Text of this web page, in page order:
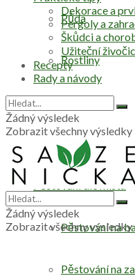
Půda
Rostliny
Zelenina
Pěstování dle místa
Pěstování na
Pěstování na
Dekorace a
Pergoly a
Škůdci a
Užiteční
Recepty
Rady a návody
Žádný výsledek
Zobrazit všechny výsledky
Žádný výsledek
Zobrazit všechny výsledky